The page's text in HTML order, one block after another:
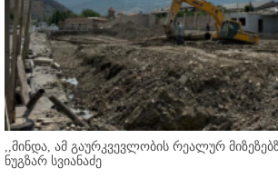
,,მინდა, ამ გაურკვევლობის რეალურ
ნუგზარ სვიანაძე